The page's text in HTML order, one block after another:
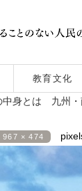
教育文化
身とは 九州
967 × 474